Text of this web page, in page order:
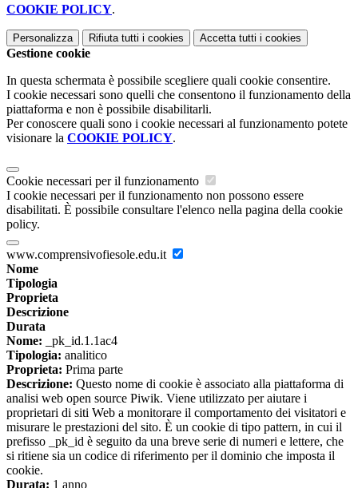
COOKIE POLICY.
Personalizza Rifiuta tutti i cookies Accetta tutti i cookies
Gestione cookie
In questa schermata è possibile scegliere quali cookie consentire.
I cookie necessari sono quelli che consentono il funzionamento della
piattaforma e non è possibile disabilitarli.
Per conoscere quali sono i cookie necessari al funzionamento potete
visionare la COOKIE POLICY.
Cookie necessari per il funzionamento
I cookie necessari per il funzionamento non possono essere
disabilitati. È possibile consultare l'elenco nella pagina della cookie
policy.
www.comprensivofiesole.edu.it
Nome
Tipologia
Proprieta
Descrizione
Durata
Nome: _pk_id.1.1ac4
Tipologia: analitico
Proprieta: Prima parte
Descrizione: Questo nome di cookie è associato alla piattaforma di
analisi web open source Piwik. Viene utilizzato per aiutare i
proprietari di siti Web a monitorare il comportamento dei visitatori e
misurare le prestazioni del sito. È un cookie di tipo pattern, in cui il
prefisso _pk_id è seguito da una breve serie di numeri e lettere, che
si ritiene sia un codice di riferimento per il dominio che imposta il
cookie.
Durata: 1 anno